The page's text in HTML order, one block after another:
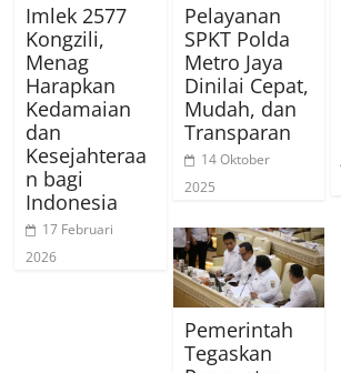
Imlek 2577
Kongzili,
Menag
Harapkan
Kedamaian
dan
Kesejahteraa
n bagi
Indonesia
17 Februari
2026
Pelayanan
SPKT Polda
Metro Jaya
Dinilai Cepat,
Mudah, dan
Transparan
14 Oktober
2025
Pemerintah
Tegaskan